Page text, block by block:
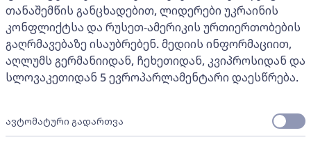
თანაშემწის განცხადებით, ლიდერები უკრაინის
კონფლიქტსა და რუსეთ-ამერიკის ურთიერთობების
გაღრმავებაზე ისაუბრებენ. მედიის ინფორმაციით,
აღლუმს გერმანიიდან, ჩეხეთიდან, კვიპროსიდან და
სლოვაკეთიდან 5 ევროპარლამენტარი დაესწრება.
ავტომატური გადართვა